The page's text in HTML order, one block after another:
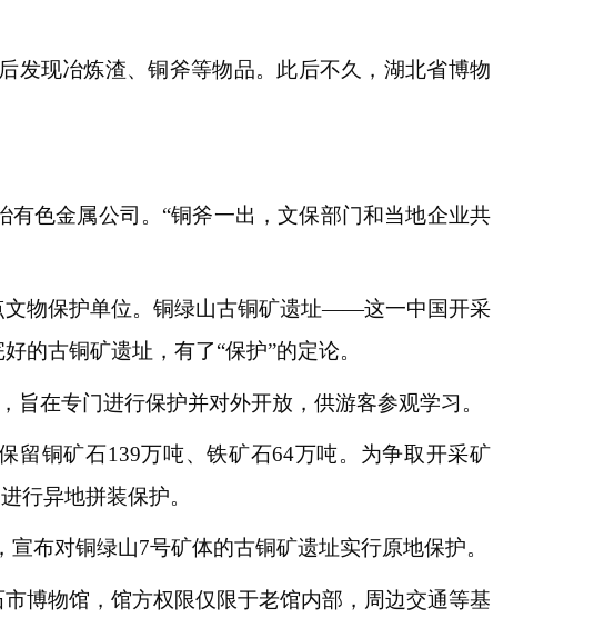
发现冶炼渣、铜斧等物品。此后不久，湖北省博物
色金属公司。“铜斧一出，文保部门和当地企业共
文物保护单位。铜绿山古铜矿遗址——这一中国开采
的古铜矿遗址，有了“保护”的定论。
在专门进行保护并对外开放，供游客参观学习。
铜矿石139万吨、铁矿石64万吨。为争取开采矿
行异地拼装保护。
布对铜绿山7号矿体的古铜矿遗址实行原地保护。
博物馆，馆方权限仅限于老馆内部，周边交通等基